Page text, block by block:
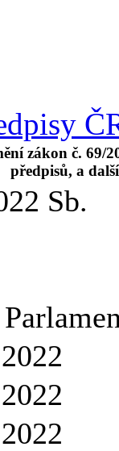
zákon č. 69/
předpisů, a
Sb.